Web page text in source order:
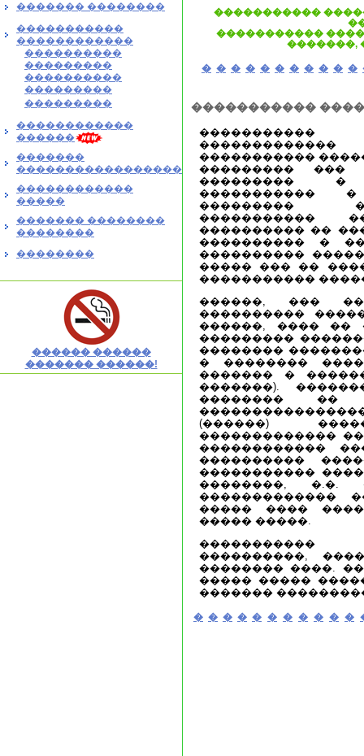
������� ��������
�����������
������������
����������
���������
����������
���������
���������
������������
������
�������
�����������������
������������
�����
������� ��������
��������
��������
������ ������
������� ������!
�����������
�����������
�������,
� � � � � � � � � � �
�����������
�����������
��������� ���
��������� �
�����������
���������
�����������
���������� ��
���������� �
����������
����� ��� ��
�����������
������, ���
����������
������, ���� ��
���������
��������
� ��������
������� �
�������).
�������� ��
(������)
�������������
������������
����������
�����������
��������, �.�.
�������������
����� ����
����� �����.
�����������
����������,
�������� ����.
����� �����
�������
� � � � � � � � � � �